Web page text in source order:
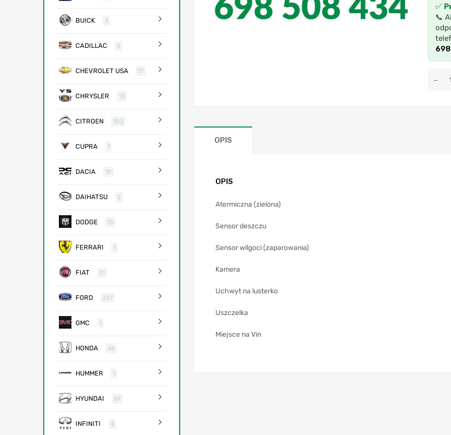
✅
📞
OPIS
OPIS
Atermiczna (zielona)
Sensor deszczu
Sensor wilgoci (zaparowania)
Kamera
Uchwyt na lusterko
Uszczelka
Miejsce na Vin
BUICK 3
CADILLAC 3
CHEVROLET USA 17
CHRYSLER 13
CITROEN 103
CUPRA 1
DACIA 10
DAIHATSU 2
DODGE 15
FERRARI 1
FIAT 71
FORD 227
GMC 1
HONDA 46
HUMMER 1
HYUNDAI 69
INFINITI 4